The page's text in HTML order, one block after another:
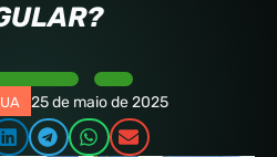
25 de maio de 2025